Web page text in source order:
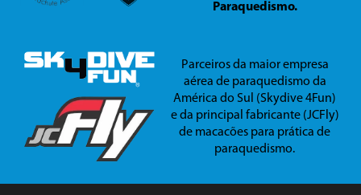
Paraquedismo.
Parceiros da maior empresa
aérea de paraquedismo da
América do Sul (Skydive 4Fun)
e da principal fabricante (JCFly)
de macacões para prática de
paraquedismo.